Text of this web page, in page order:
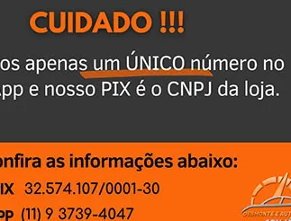
de Procedência Troca e